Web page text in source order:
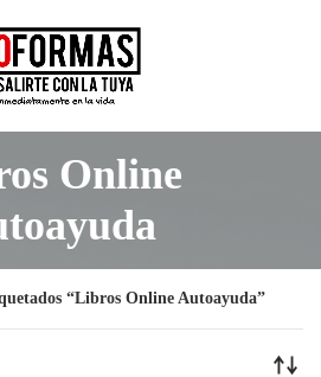
Online
“Libros Online Autoayuda”